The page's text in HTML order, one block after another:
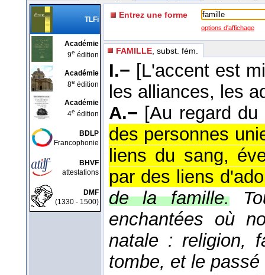
TLFi
Académie
9e édition
Académie
8e édition
Académie
4e édition
BDLP
Francophonie
BHVF
attestations
DMF
(1330 - 1500)
Entrez une forme
options d'affichage
FAMILLE , subst. fém.
I.− [L'accent est
les alliances, les
A.− [Au regard du
des personnes
liens du sang,
par des liens
de la famille.
enchantées où
natale : religion,
tombe, et le